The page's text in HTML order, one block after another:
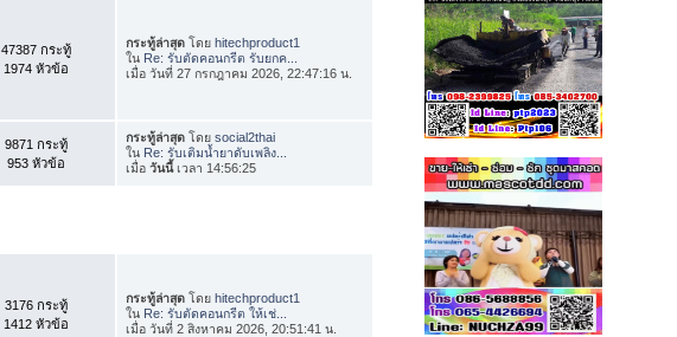
47387 กระทู้
1974 หัวข้อ
กระทู้ล่าสุด โดยhitechproduct1
ใน Re: รับตัดคอนกรีต รับยกค...
เมื่อ วันที่ 27 กรกฎาคม 2026, 22:47:16 น.
9871 กระทู้
953 หัวข้อ
กระทู้ล่าสุด โดยsocial2thai
ใน Re: รับเติมน้ำยาดับเพลิง...
เมื่อวันนี้เวลา 14:56:25
3176 กระทู้
1412 หัวข้อ
กระทู้ล่าสุด โดยhitechproduct1
ใน Re: รับตัดคอนกรีต ให้เช่...
เมื่อ วันที่ 2 สิงหาคม 2026, 20:51:41 น.